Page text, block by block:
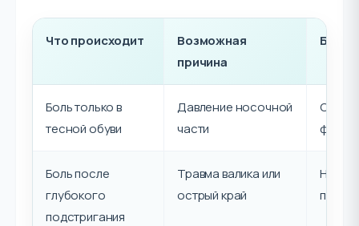
Что происходит
Возможная
причина
Боль только в
тесной обуви
Давление носочной
части
форму
Боль после
глубокого
подстригания
Травма валика или
острый край
Не